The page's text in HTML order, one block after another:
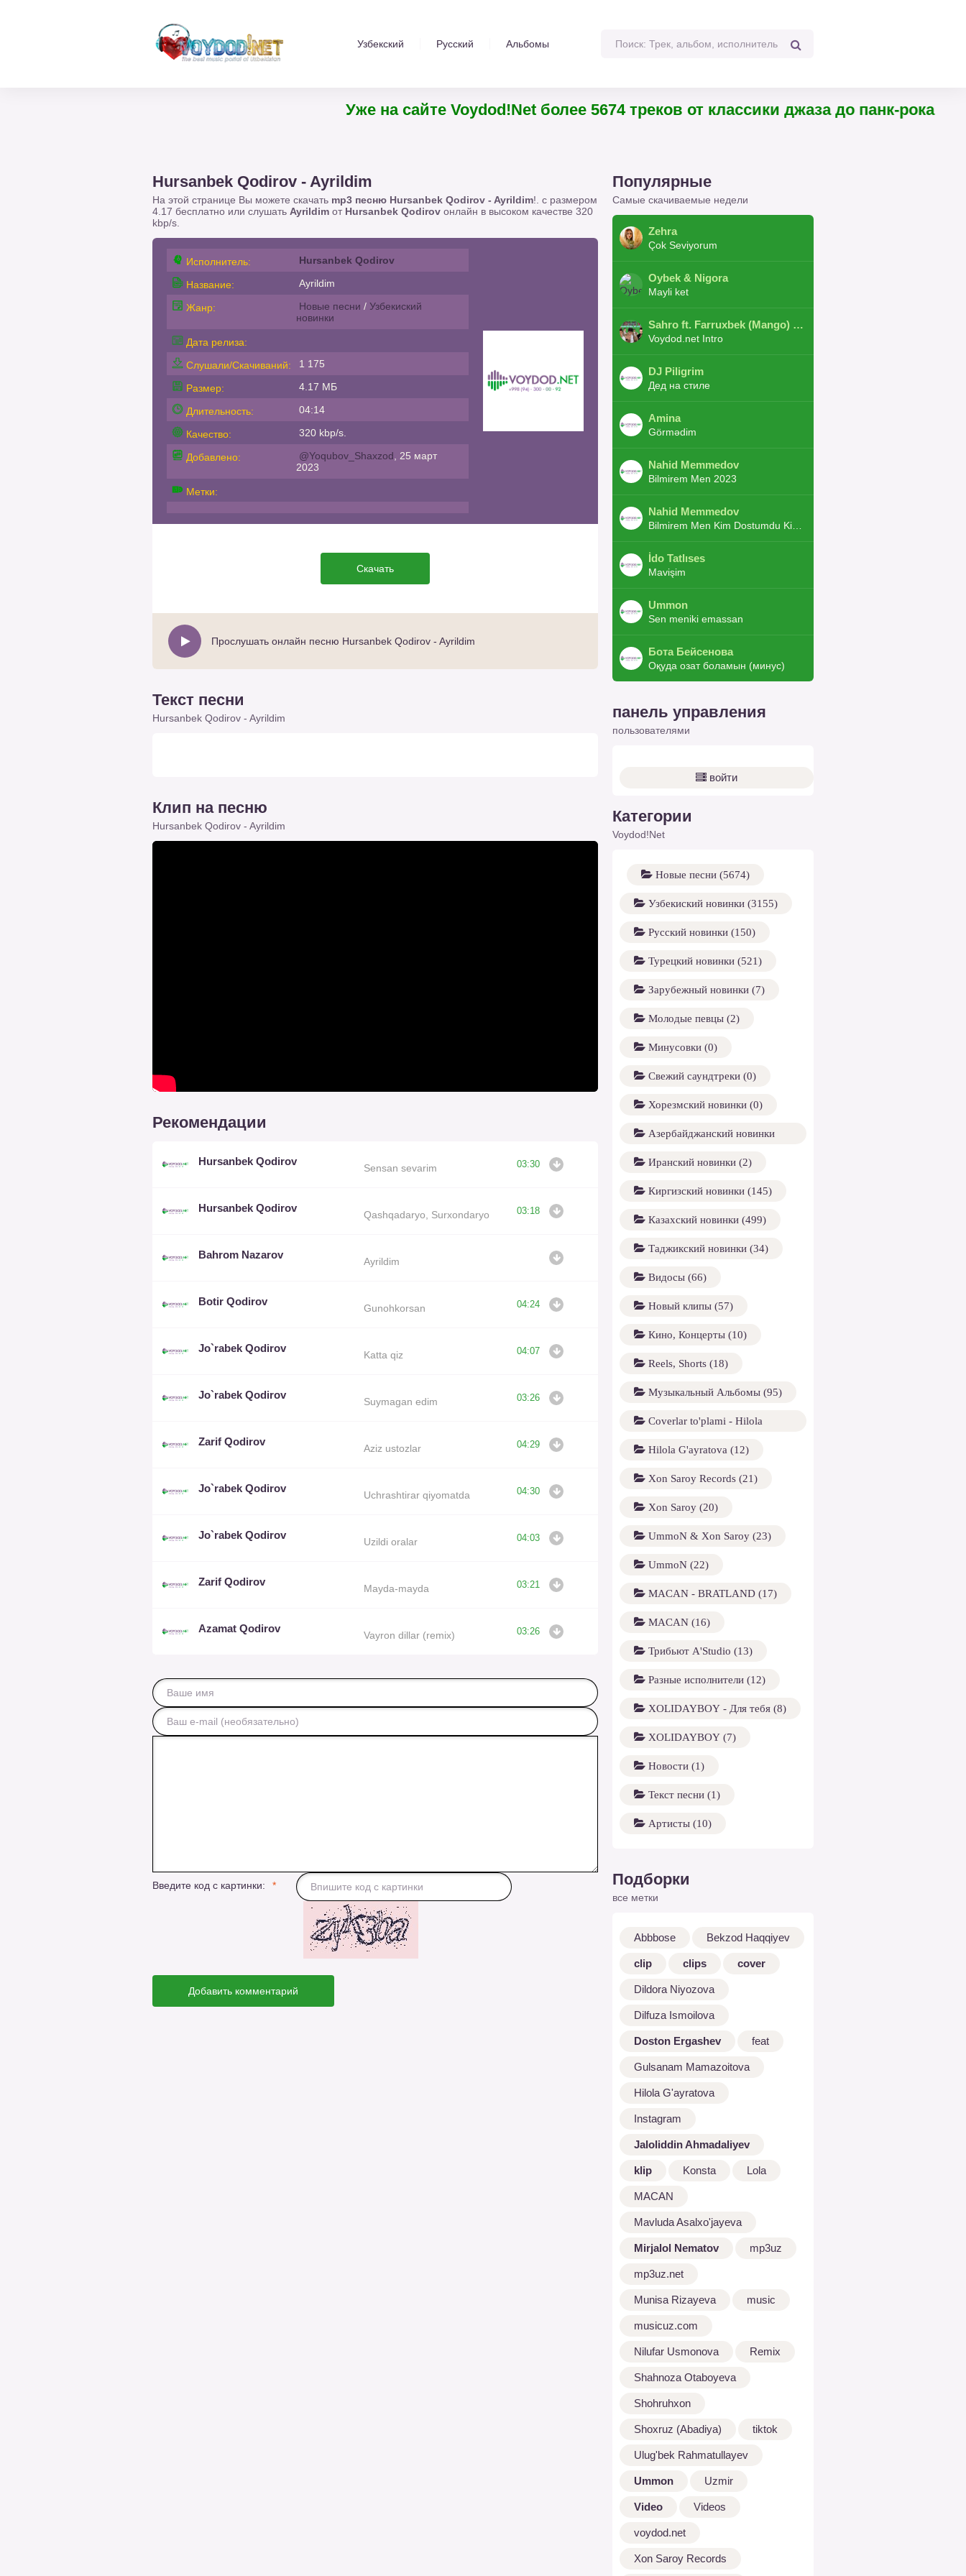
Узбекский Русский Альбомы
Уже на сайте Voydod!Net более 5674 треков от классики джаза до панк-рока
Hursanbek Qodirov - Ayrildim
На этой странице Вы можете скачать mp3 песню Hursanbek Qodirov - Ayrildim!. с размером
4.17 бесплатно или слушать Ayrildim от Hursanbek Qodirov онлайн в высоком качестве 320
kbp/s.
Исполнитель: Hursanbek Qodirov
Название: Ayrildim
Жанр: Новые песни / Узбекиский
новинки
Дата релиза:
Слушали/Скачиваний:
1 175
Размер: 4.17 МБ
Длительность: 04:14
Качество: 320 kbp/s.
Добавлено: @Yoqubov_Shaxzod , 25 март
2023
Метки:
Скачать
Прослушать онлайн песню Hursanbek Qodirov - Ayrildim
Текст песни
Hursanbek Qodirov - Ayrildim
Клип на песню
Hursanbek Qodirov - Ayrildim
Рекомендации
Hursanbek Qodirov
Sensan sevarim 03:30
Hursanbek Qodirov
Qashqadaryo, Surxondaryo 03:18
Bahrom Nazarov
Ayrildim
Botir Qodirov
Gunohkorsan 04:24
Jo`rabek Qodirov
Katta qiz 04:07
Jo`rabek Qodirov
Suymagan edim 03:26
Zarif Qodirov
Aziz ustozlar 04:29
Jo`rabek Qodirov
Uchrashtirar qiyomatda 04:30
Jo`rabek Qodirov
Uzildi oralar 04:03
Zarif Qodirov
Mayda-mayda 03:21
Azamat Qodirov
Vayron dillar (remix) 03:26
Введите код с картинки:
Добавить комментарий
Популярные
Самые скачиваемые недели
Zehra
Çok Seviyorum
Oybek & Nigora
Mayli ket
Sahro ft. Farruxbek (Mango) ft. Shaxboz ft. Navruz and Zarba ft. DJ.JoHa
Voydod.net Intro
DJ Piligrim
Дед на стиле
Amina
Görmədim
Nahid Memmedov
Bilmirem Men 2023
Nahid Memmedov
İdo Tatlıses
Mavişim
Ummon
Sen meniki emassan
Бота Бейсенова
Оқуда озат боламын (минус)
панель управления
пользователями
войти
Категории
Voydod!Net
Новые песни (5674)
Узбекиский новинки (3155)
Русский новинки (150)
Турецкий новинки (521)
Зарубежный новинки (7)
Молодые певцы (2)
Минусовки (0)
Свежий саундтреки (0)
Хорезмский новинки (0)
Азербайджанский новинки
(1158)
Иранский новинки (2)
Киргизский новинки (145)
Казахский новинки (499)
Таджикский новинки (34)
Видосы (66)
Новый клипы (57)
Кино, Концерты (10)
Reels, Shorts (18)
Музыкальный Альбомы (95)
Coverlar to'plami - Hilola
G'ayratova (13)
Hilola G'ayratova (12)
Xon Saroy Records (21)
Xon Saroy (20)
UmmoN & Xon Saroy (23)
UmmoN (22)
MACAN - BRATLAND (17)
MACAN (16)
Трибьют A'Studio (13)
Разные исполнители (12)
XOLIDAYBOY - Для тебя (8)
XOLIDAYBOY (7)
Новости (1)
Текст песни (1)
Артисты (10)
Подборки
все метки
Abbbose Bekzod Haqqiyev
clip clips cover
Dildora Niyozova
Dilfuza Ismoilova
Doston Ergashev feat
Gulsanam Mamazoitova
Hilola G'ayratova
Instagram
Jaloliddin Ahmadaliyev
klip Konsta Lola
MACAN
Mavluda Asalxo'jayeva
Mirjalol Nematov mp3uz
mp3uz.net
Munisa Rizayeva music
musicuz.com
Nilufar Usmonova Remix
Shahnoza Otaboyeva
Shohruhxon
Shoxruz (Abadiya) tiktok
Ulug'bek Rahmatullayev
Ummon Uzmir
Video Videos
voydod.net
Xon Saroy Records